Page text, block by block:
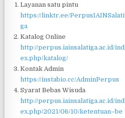
Layanan satu pintu
https://linktr.ee/PerpusIAINSalati
ga
Katalog Online
http://perpus.iainsalatiga.ac.id/ind
ex.php/katalog/
Kontak Admin
https://instabio.cc/AdminPerpus
Syarat Bebas Wisuda
http://perpus.iainsalatiga.ac.id/ind
ex.php/2021/06/10/ketentuan–be